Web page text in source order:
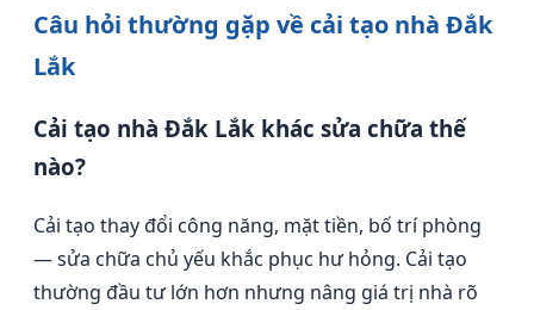
Câu hỏi thường gặp về cải tạo nhà Đắk
Lắk
Cải tạo nhà Đắk Lắk khác sửa chữa thế
nào?
Cải tạo thay đổi công năng, mặt tiền, bố trí phòng
— sửa chữa chủ yếu khắc phục hư hỏng. Cải tạo
thường đầu tư lớn hơn nhưng nâng giá trị nhà rõ